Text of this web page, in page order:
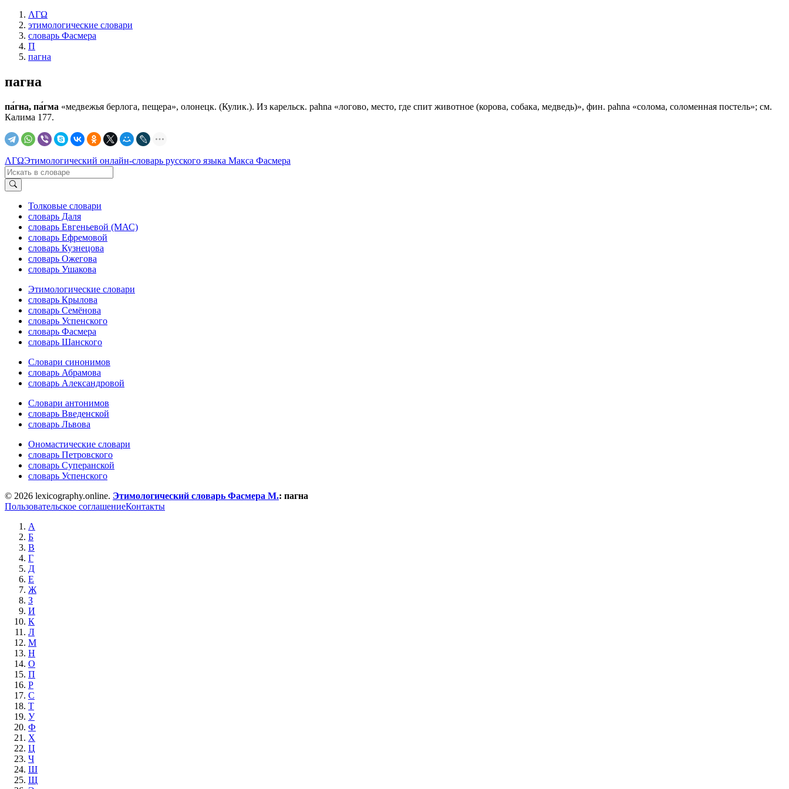
ΛΓΩ
этимологические словари
словарь Фасмера
П
пагна
пагна
па́гна, па́гма «медвежья берлога, пещера», олонецк. (Кулик.). Из карельск. раhnа «логово, место, где спит животное (корова, собака, медведь)», фин. раhnа «солома, соломенная постель»; см.
Калима 177.
ΛΓΩЭтимологический онлайн-словарь русского языка Макса Фасмера
Толковые словари
словарь Даля
словарь Евгеньевой (МАС)
словарь Ефремовой
словарь Кузнецова
словарь Ожегова
словарь Ушакова
Этимологические словари
словарь Крылова
словарь Семёнова
словарь Успенского
словарь Фасмера
словарь Шанского
Словари синонимов
словарь Абрамова
словарь Александровой
Словари антонимов
словарь Введенской
словарь Львова
Ономастические словари
словарь Петровского
словарь Суперанской
словарь Успенского
© 2026 lexicography.online. Этимологический словарь Фасмера М.: пагна
Пользовательское соглашениеКонтакты
А
Б
В
Г
Д
Е
Ж
З
И
К
Л
М
Н
О
П
Р
С
Т
У
Ф
Х
Ц
Ч
Ш
Щ